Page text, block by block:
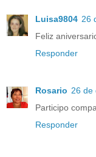
Luisa9804 26
Feliz
Responder
Rosario 26 de
Participo
Responder